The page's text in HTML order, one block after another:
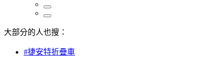
大部分的人也搜：
#捷安特折疊車